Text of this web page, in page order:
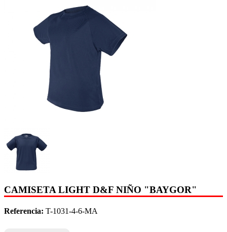
CAMISETA LIGHT D&F NIÑO "BAYGOR"
Referencia: T-1031-4-6-MA